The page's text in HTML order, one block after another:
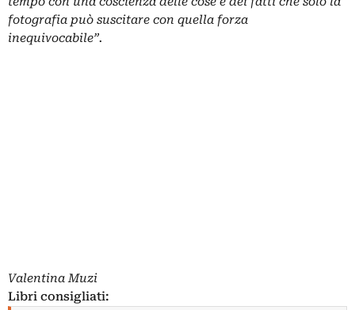
fotografia può suscitare con quella forza
inequivocabile”.
Valentina Muzi
Libri consigliati: